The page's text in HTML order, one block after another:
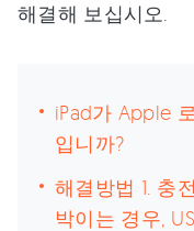
해결해 보십시오.
iPad가 Apple
입니까?
해결방법 1. 충
박이는 경우,